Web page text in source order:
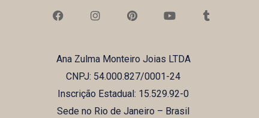
a
o
n
g
r
a
m
i
r
e
s
t
o
b
e
u
Ana Zulma Monteiro Joias LTDA
CNPJ: 54.000.827/0001-24
Inscrição Estadual: 15.529.92-0
Sede no Rio de Janeiro – Brasil